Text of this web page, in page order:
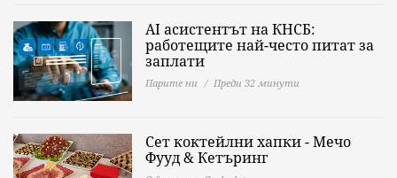
AI асистентът на КНСБ:
работещите най-често питат за
заплати
Парите ни Преди 32 минути
Сет коктейлни хапки - Мечо
Фууд & Кетъринг